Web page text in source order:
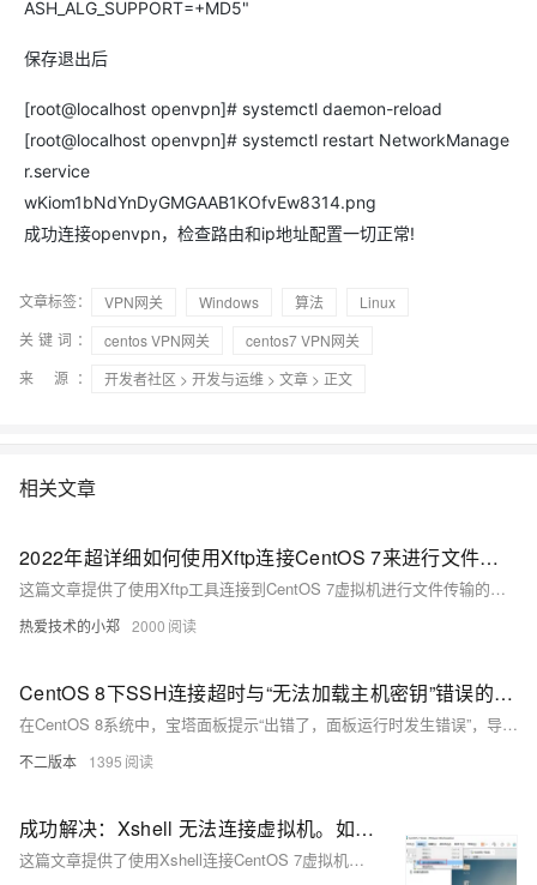
ASH_ALG_SUPPORT=+MD5"
保存退出后
[root@localhost openvpn]# systemctl daemon-reload
[root@localhost openvpn]# systemctl restart NetworkManage
r.service
wKiom1bNdYnDyGMGAAB1KOfvEw8314.png
成功连接openvpn，检查路由和ip地址配置一切正常!
文章标签： VPN网关 Windows 算法
Linux
关键词：
centos VPN网关
centos7 VPN网关
来 源：
开发者社区 > 开发与运维 > 文章 > 正文
相关文章
2022年超详细如何使用Xftp连接CentOS 7来进行文件的传输【详细过程、图解】
这篇文章提供了使用Xftp工具连接到CentOS 7虚拟机进行文件传输的详细步骤和图解。步骤包括打开Xftp软件、创建新连接、查看并填写虚拟机的IP地址、输入虚拟机的连接账号密码，以及连接成功后进行文件传输。文章最后以"现场手撸、学无止境"作为结束语，鼓励读者不断学习和实践。
热爱技术的小郑 2000
CentOS 8下SSH连接超时与“无法加载主机密钥”错误的排查与修复
在CentOS 8系统中，宝塔面板提示“出错了，面板运行时发生错误”，导致插件无法正常显示。同时，SSH连接超时，修复面板功能失效。通过VNC连接排查，发现SSH服务安装和配置问题频发，最终通过重装SSH、调整权限并重新生成主机密钥文件解决问题，成功恢复SSH连接。
不二版本 1395
成功解决：Xshell 无法连接虚拟机。如何使用Xshell连接CentOS7虚拟机（详细步骤过程）
这篇文章提供了使用Xshell连接CentOS 7虚拟机的详细步骤，包括编辑VMware的网络设置以启用桥接模式、检查个人电脑适配器虚拟网络的连接情况，以及通过Xshell新建并建立连接的过程。文章还提到了在虚拟机可以访问外网的情况下成功连接的后语，暗示了网络配置的重要性。